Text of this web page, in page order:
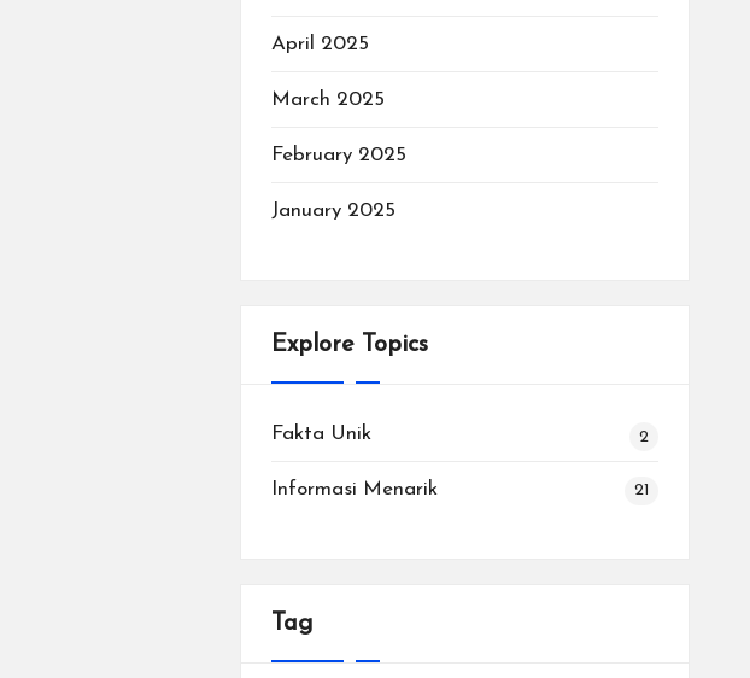
April 2025
March 2025
February 2025
January 2025
Explore Topics
Fakta Unik 2
Informasi Menarik 21
Tag